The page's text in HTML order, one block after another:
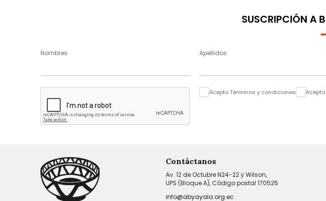
SUSCRIPCIÓN A
Nombres Apellidos
Acepto Términos y condiciones
Contáctanos
Av. 12 de Octubre N24-22 y Wilson,
UPS (Bloque A), Código postal 170525
info@abyayala.org.ec